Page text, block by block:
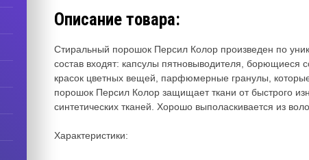
Описание товара:
Стиральный порошок Персил Колор произведен по
состав входят: капсулы пятновыводителя,
красок цветных вещей, парфюмерные гранулы,
порошок Персил Колор защищает ткани от быстрого
синтетических тканей. Хорошо выполаскивается из
Характеристики: